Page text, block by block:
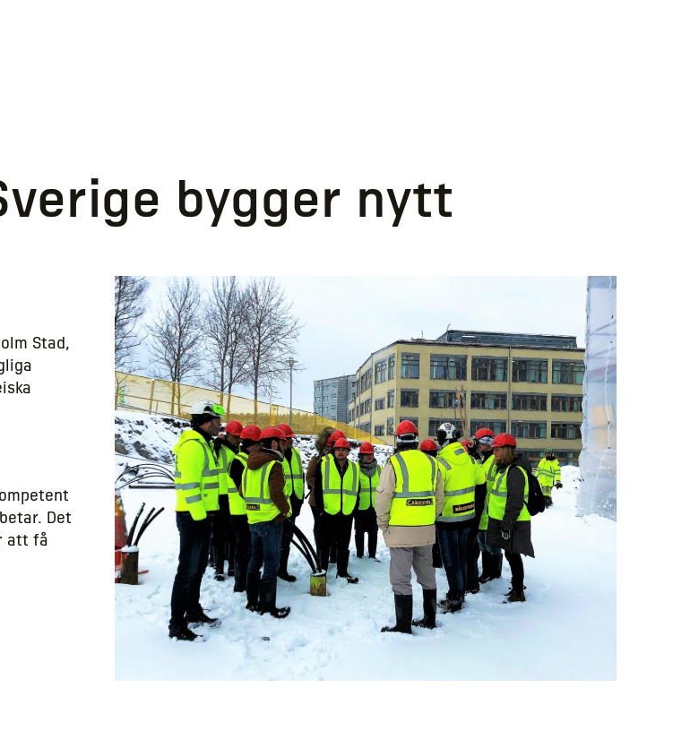
bygger nytt
Stad,
Det
att få